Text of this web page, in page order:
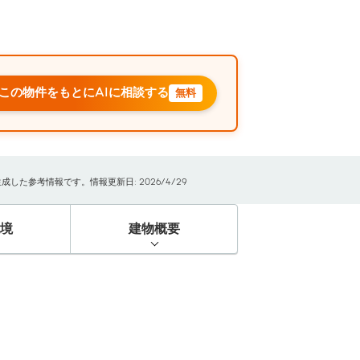
の物件をもとにAIに相談する 無料
成した参考情報です。情報更新日: 2026/4/29
建物概要